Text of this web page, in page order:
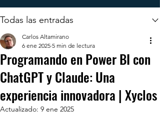
Todas las entradas
Programando en Power BI con
ChatGPT y Claude: Una
experiencia innovadora | Xyclos
Carlos Altamirano
6 ene 2025 5 min de lectura
Actualizado: 9 ene 2025